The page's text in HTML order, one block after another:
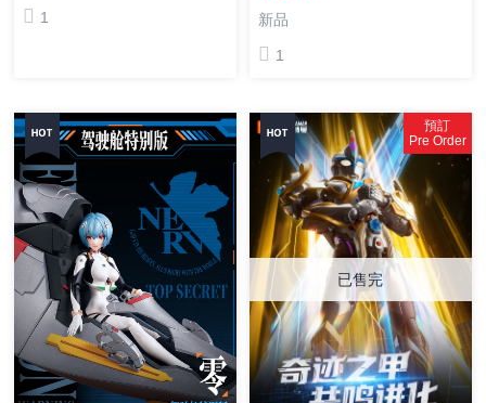
1
新品
1
預訂
Pre Order
已售完